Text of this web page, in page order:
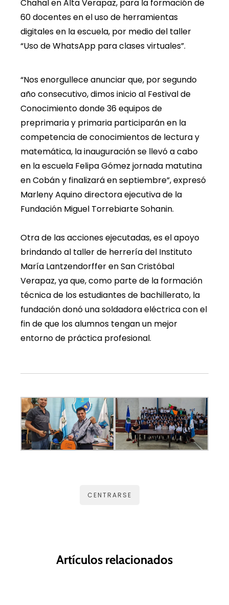
Chahal en Alta Verapaz, para la formación de
60 docentes en el uso de herramientas
digitales en la escuela, por medio del taller
“Uso de WhatsApp para clases virtuales”.
“Nos enorgullece anunciar que, por segundo
año consecutivo, dimos inicio al Festival de
Conocimiento donde 36 equipos de
preprimaria y primaria participarán en la
competencia de conocimientos de lectura y
matemática, la inauguración se llevó a cabo
en la escuela Felipa Gómez jornada matutina
en Cobán y finalizará en septiembre”, expresó
Marleny Aquino directora ejecutiva de la
Fundación Miguel Torrebiarte Sohanin.
Otra de las acciones ejecutadas, es el apoyo
brindando al taller de herrería del Instituto
María Lantzendorffer en San Cristóbal
Verapaz, ya que, como parte de la formación
técnica de los estudiantes de bachillerato, la
fundación donó una soldadora eléctrica con el
fin de que los alumnos tengan un mejor
entorno de práctica profesional.
CENTRARSE
Artículos relacionados